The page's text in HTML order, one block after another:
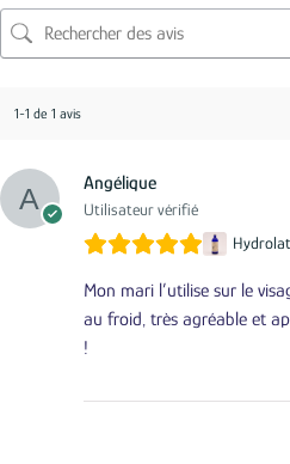
1-1 de 1 avis
Angélique
Utilisateur vérifié
Mon mari l’utilise sur le
au froid, très agréable et
!